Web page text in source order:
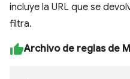
incluye la URL que se
filtra.
Archivo de reglas de